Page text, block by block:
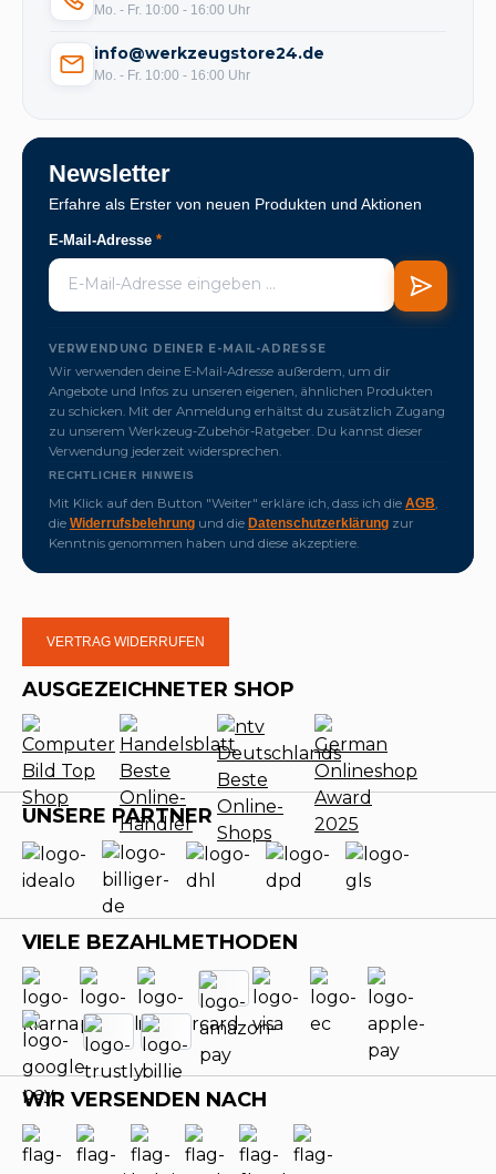
Mo. - Fr. 10:00 - 16:00 Uhr
info@werkzeugstore24.de
Mo. - Fr. 10:00 - 16:00 Uhr
Newsletter
Erfahre als Erster von neuen Produkten und Aktionen
E-Mail-Adresse *
VERWENDUNG DEINER E-MAIL-ADRESSE
Wir verwenden deine E-Mail-Adresse außerdem, um dir
Angebote und Infos zu unseren eigenen, ähnlichen Produkten
zu schicken. Mit der Anmeldung erhältst du zusätzlich Zugang
zu unserem Werkzeug-Zubehör-Ratgeber. Du kannst dieser
Verwendung jederzeit widersprechen.
RECHTLICHER HINWEIS
Mit Klick auf den Button "Weiter" erkläre ich, dass ich die AGB
die Widerrufsbelehrung und die Datenschutzerklärung zur
Kenntnis genommen haben und diese akzeptiere.
VERTRAG WIDERRUFEN
AUSGEZEICHNETER SHOP
UNSERE PARTNER
VIELE BEZAHLMETHODEN
WIR VERSENDEN NACH